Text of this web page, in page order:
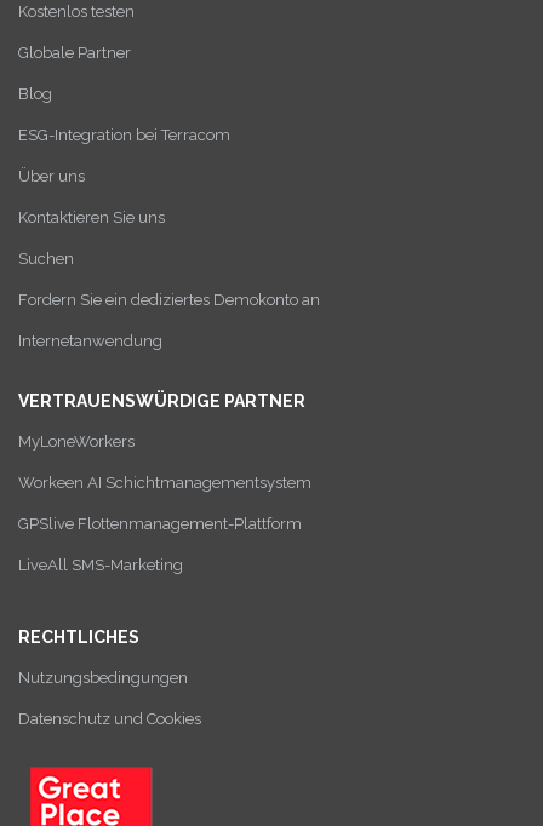
Kostenlos testen
Globale Partner
Blog
ESG-Integration bei Terracom
Über uns
Kontaktieren Sie uns
Suchen
Fordern Sie ein dediziertes Demokonto an
Internetanwendung
VERTRAUENSWÜRDIGE PARTNER
MyLoneWorkers
Workeen AI Schichtmanagementsystem
GPSlive Flottenmanagement-Plattform
LiveAll SMS-Marketing
RECHTLICHES
Nutzungsbedingungen
Datenschutz und Cookies